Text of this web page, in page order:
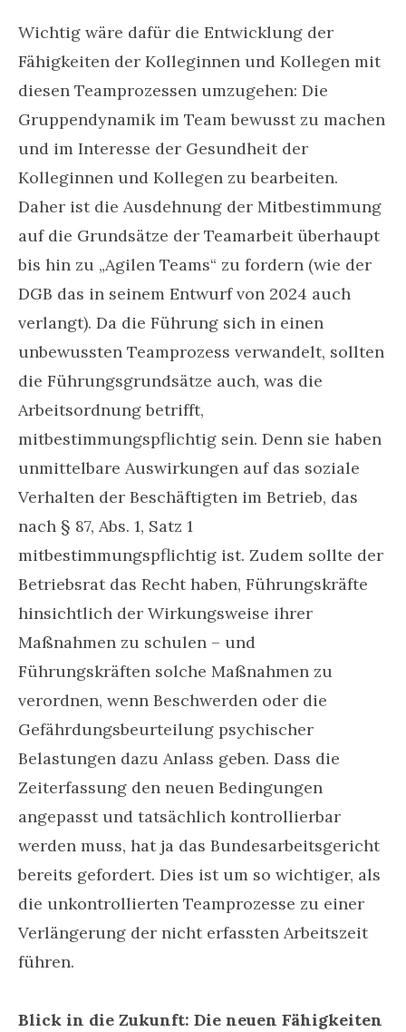
Wichtig wäre dafür die Entwicklung der
Fähigkeiten der Kolleginnen und Kollegen mit
diesen Teamprozessen umzugehen: Die
Gruppendynamik im Team bewusst zu machen
und im Interesse der Gesundheit der
Kolleginnen und Kollegen zu bearbeiten.
Daher ist die Ausdehnung der Mitbestimmung
auf die Grundsätze der Teamarbeit überhaupt
bis hin zu „Agilen Teams“ zu fordern (wie der
DGB das in seinem Entwurf von 2024 auch
verlangt). Da die Führung sich in einen
unbewussten Teamprozess verwandelt, sollten
die Führungsgrundsätze auch, was die
Arbeitsordnung betrifft,
mitbestimmungspflichtig sein. Denn sie haben
unmittelbare Auswirkungen auf das soziale
Verhalten der Beschäftigten im Betrieb, das
nach § 87, Abs. 1, Satz 1
mitbestimmungspflichtig ist. Zudem sollte der
Betriebsrat das Recht haben, Führungskräfte
hinsichtlich der Wirkungsweise ihrer
Maßnahmen zu schulen – und
Führungskräften solche Maßnahmen zu
verordnen, wenn Beschwerden oder die
Gefährdungsbeurteilung psychischer
Belastungen dazu Anlass geben. Dass die
Zeiterfassung den neuen Bedingungen
angepasst und tatsächlich kontrollierbar
werden muss, hat ja das Bundesarbeitsgericht
bereits gefordert. Dies ist um so wichtiger, als
die unkontrollierten Teamprozesse zu einer
Verlängerung der nicht erfassten Arbeitszeit
führen.
Blick in die Zukunft: Die neuen Fähigkeiten